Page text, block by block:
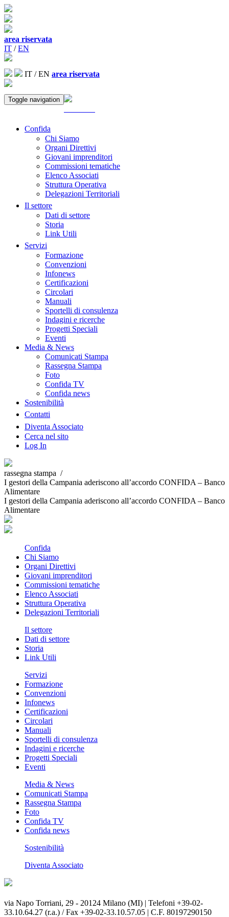
area riservata
IT /EN
IT /EN area riservata
Toggle navigation
Confida
Chi Siamo
Organi Direttivi
Giovani imprenditori
Commissioni tematiche
Elenco Associati
Struttura Operativa
Delegazioni Territoriali
Il settore
Dati di settore
Storia
Link Utili
Servizi
Formazione
Convenzioni
Infonews
Certificazioni
Circolari
Manuali
Sportelli di consulenza
Indagini e ricerche
Progetti Speciali
Eventi
Media & News
Comunicati Stampa
Rassegna Stampa
Foto
Confida TV
Confida news
Sostenibilità
Contatti
Diventa Associato
Cerca nel sito
Log In
rassegna stampa /
I gestori della Campania aderiscono all’accordo CONFIDA – Banco
Alimentare
I gestori della Campania aderiscono all’accordo CONFIDA – Banco
Alimentare
Confida
Chi Siamo
Organi Direttivi
Giovani imprenditori
Commissioni tematiche
Elenco Associati
Struttura Operativa
Delegazioni Territoriali
Il settore
Dati di settore
Storia
Link Utili
Servizi
Formazione
Convenzioni
Infonews
Certificazioni
Circolari
Manuali
Sportelli di consulenza
Indagini e ricerche
Progetti Speciali
Eventi
Media & News
Comunicati Stampa
Rassegna Stampa
Foto
Confida TV
Confida news
Sostenibilità
Diventa Associato
via Napo Torriani, 29 - 20124 Milano (MI) | Telefoni +39-02-
33.10.64.27 (r.a.) / Fax +39-02-33.10.57.05 | C.F. 80197290150